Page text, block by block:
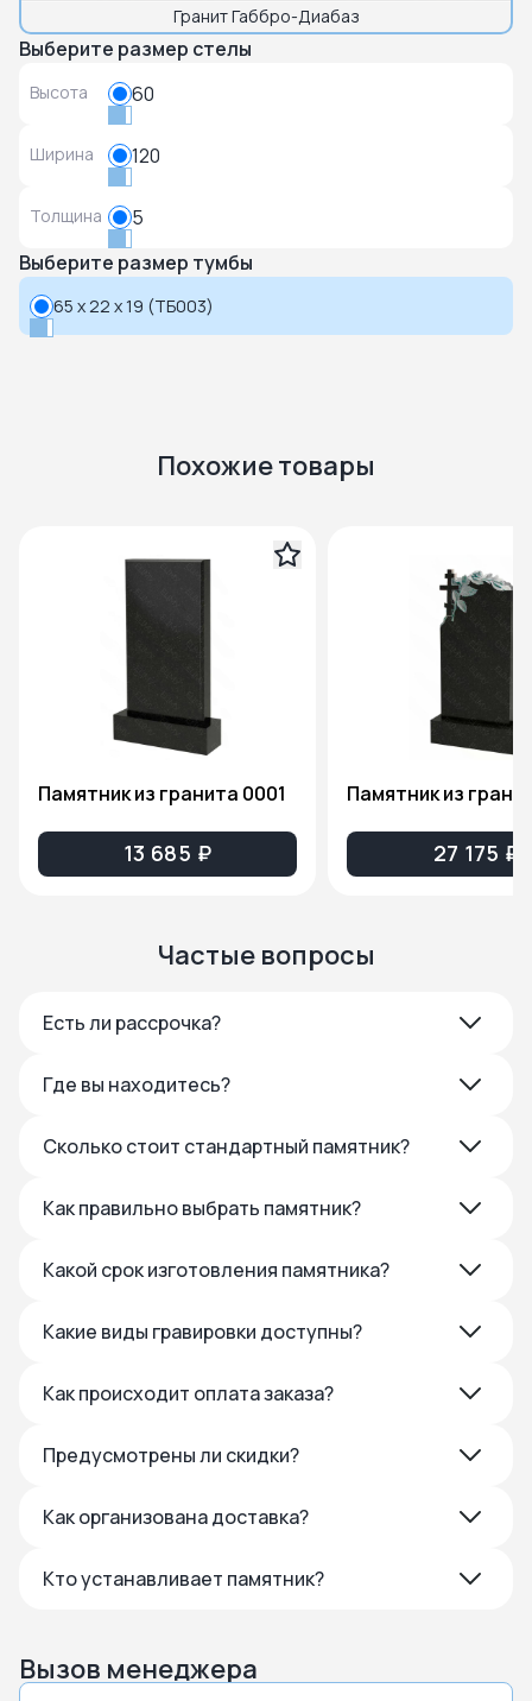
Гранит Габбро-Диабаз
Выберите размер стелы
Высота 60
Ширина 120
Толщина
5
Выберите размер тумбы
65 x 22 x 19 (ТБ003)
Похожие товары
Памятник из гранита 0001
13 685 ₽ 27 175 ₽
Частые вопросы
Есть ли рассрочка?
Где вы находитесь?
Сколько стоит стандартный памятник?
Как правильно выбрать памятник?
Какой срок изготовления памятника?
Какие виды гравировки доступны?
Как происходит оплата заказа?
Предусмотрены ли скидки?
Как организована доставка?
Кто устанавливает памятник?
Вызов менеджера